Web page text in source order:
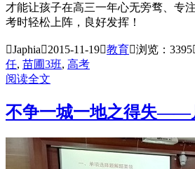
才能让孩子在高三一年心无旁骛、专
考时轻松上阵，良好发挥！
Japhia2015-11-19教育浏览：3395
任, 苗圃3班, 高考
阅读全文
不争一城一地之得失——